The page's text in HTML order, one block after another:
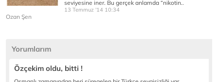
seviyesine iner. Bu gerçek anlamda “nikotin..
13 Temmuz '14 10:34
Ozan Şen
Yorumlarım
Özçekim oldu, bitti !